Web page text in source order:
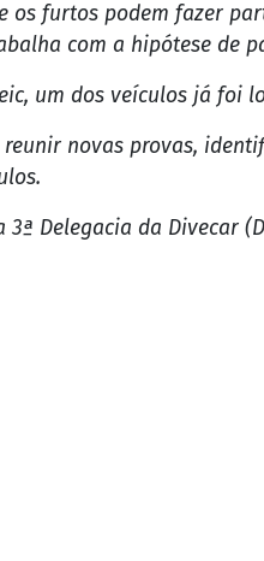
os furtos podem fazer
com a hipótese de
um dos veículos já foi
novas provas,
3ª Delegacia da Divecar